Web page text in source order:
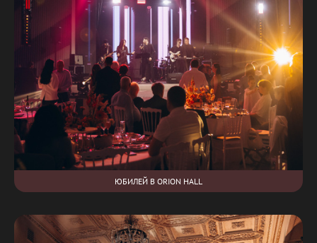
ЮБИЛЕЙ В ORION HALL